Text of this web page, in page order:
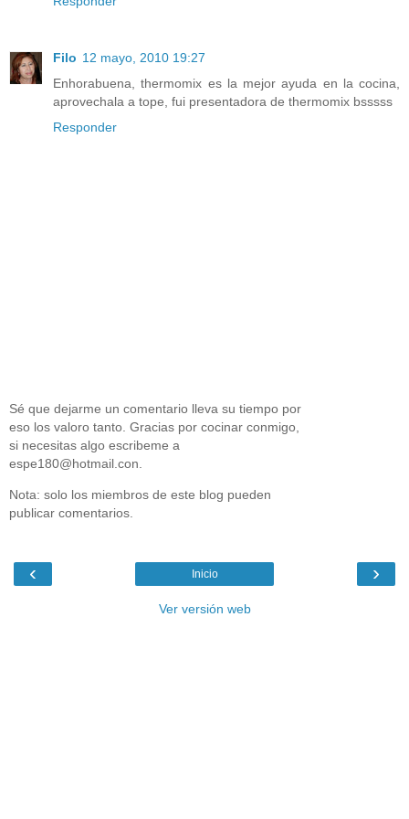
Filo 12 mayo, 2010 19:27
Enhorabuena, thermomix es la mejor ayuda en la cocina,
aprovechala a tope, fui presentadora de thermomix bsssss
Responder
Sé que dejarme un comentario lleva su tiempo por
eso los valoro tanto. Gracias por cocinar conmigo,
si necesitas algo escribeme a
espe180@hotmail.con.
Nota: solo los miembros de este blog pueden
publicar comentarios.
‹ ›
Inicio
Ver versión web